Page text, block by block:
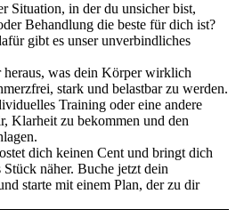
Situation, in der du unsicher bist,
Behandlung die beste für dich ist?
gibt es unser unverbindliches
was dein Körper wirklich
stark und belastbar zu werden.
Training oder eine andere
Klarheit zu bekommen und den
dich keinen Cent und bringt dich
näher. Buche jetzt dein
starte mit einem Plan, der zu dir